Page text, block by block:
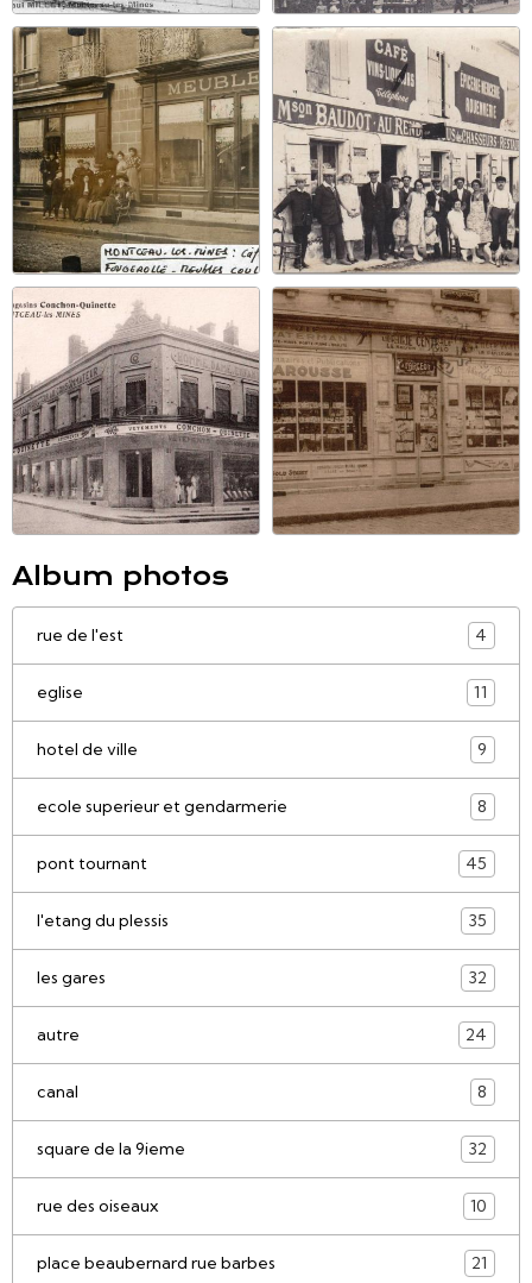
Album photos
rue de l'est 4
eglise 11
hotel de ville 9
ecole superieur et gendarmerie 8
pont tournant 45
l'etang du plessis 35
les gares 32
autre 24
canal 8
square de la 9ieme 32
rue des oiseaux 10
place beaubernard rue barbes 21